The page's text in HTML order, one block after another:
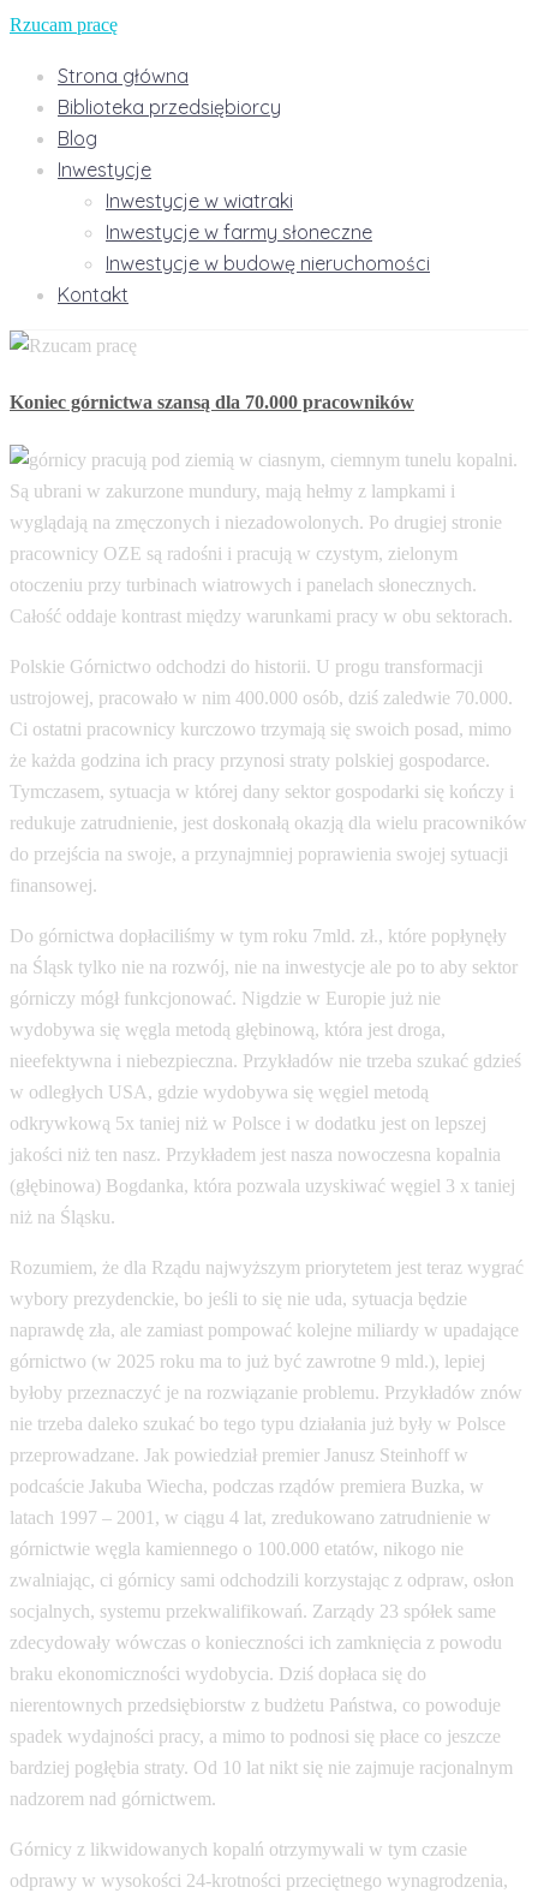
Rzucam pracę
Strona główna
Biblioteka przedsiębiorcy
Blog
Inwestycje
Inwestycje w wiatraki
Inwestycje w farmy słoneczne
Inwestycje w budowę nieruchomości
Kontakt
Koniec górnictwa szansą dla 70.000 pracowników
Polskie Górnictwo odchodzi do historii. U progu transformacji
ustrojowej, pracowało w nim 400.000 osób, dziś zaledwie 70.000.
Ci ostatni pracownicy kurczowo trzymają się swoich posad, mimo
że każda godzina ich pracy przynosi straty polskiej gospodarce.
Tymczasem, sytuacja w której dany sektor gospodarki się kończy i
redukuje zatrudnienie, jest doskonałą okazją dla wielu pracowników
do przejścia na swoje, a przynajmniej poprawienia swojej sytuacji
finansowej.
Do górnictwa dopłaciliśmy w tym roku 7mld. zł., które popłynęły
na Śląsk tylko nie na rozwój, nie na inwestycje ale po to aby sektor
górniczy mógł funkcjonować. Nigdzie w Europie już nie
wydobywa się węgla metodą głębinową, która jest droga,
nieefektywna i niebezpieczna. Przykładów nie trzeba szukać gdzieś
w odległych USA, gdzie wydobywa się węgiel metodą
odkrywkową 5x taniej niż w Polsce i w dodatku jest on lepszej
jakości niż ten nasz. Przykładem jest nasza nowoczesna kopalnia
(głębinowa) Bogdanka, która pozwala uzyskiwać węgiel 3 x taniej
niż na Śląsku.
Rozumiem, że dla Rządu najwyższym priorytetem jest teraz wygrać
wybory prezydenckie, bo jeśli to się nie uda, sytuacja będzie
naprawdę zła, ale zamiast pompować kolejne miliardy w upadające
górnictwo (w 2025 roku ma to już być zawrotne 9 mld.), lepiej
byłoby przeznaczyć je na rozwiązanie problemu. Przykładów znów
nie trzeba daleko szukać bo tego typu działania już były w Polsce
przeprowadzane. Jak powiedział premier Janusz Steinhoff w
podcaście Jakuba Wiecha, podczas rządów premiera Buzka, w
latach 1997 – 2001, w ciągu 4 lat, zredukowano zatrudnienie w
górnictwie węgla kamiennego o 100.000 etatów, nikogo nie
zwalniając, ci górnicy sami odchodzili korzystając z odpraw, osłon
socjalnych, systemu przekwalifikowań. Zarządy 23 spółek same
zdecydowały wówczas o konieczności ich zamknięcia z powodu
braku ekonomiczności wydobycia. Dziś dopłaca się do
nierentownych przedsiębiorstw z budżetu Państwa, co powoduje
spadek wydajności pracy, a mimo to podnosi się płace co jeszcze
bardziej pogłębia straty. Od 10 lat nikt się nie zajmuje racjonalnym
nadzorem nad górnictwem.
Górnicy z likwidowanych kopalń otrzymywali w tym czasie
odprawy w wysokości 24-krotności przeciętnego wynagrodzenia,